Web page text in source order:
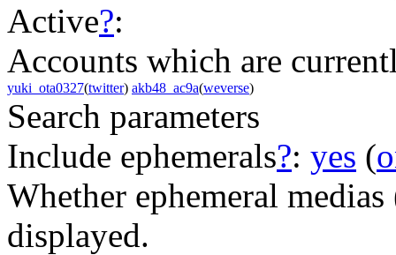
Active?:
Accounts which are
yuki_ota0327(twitter) akb48_ac9a(weverse)
Search parameters
Include ephemerals?: yes (
Whether ephemeral
displayed.